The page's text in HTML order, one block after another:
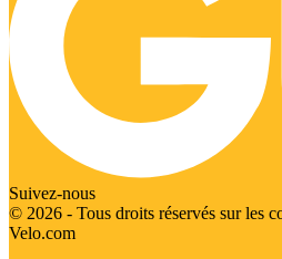
Suivez-nous
© 2026 - Tous droits réservés sur les
Velo.com